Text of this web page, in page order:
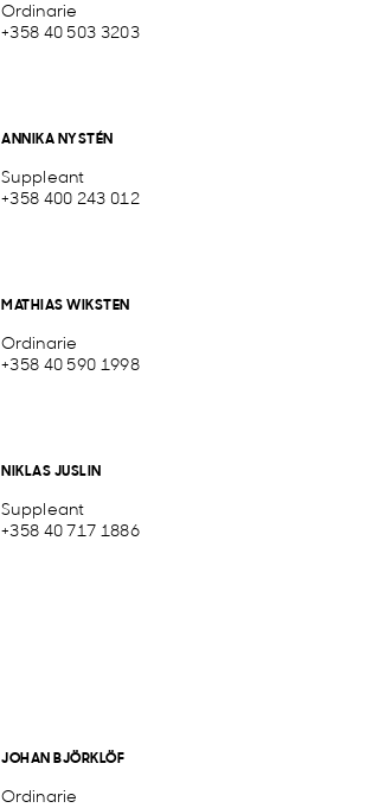
Ordinarie
+358 40 503 3203
ANNIKA NYSTÉN
Suppleant
+358 400 243 012
MATHIAS WIKSTEN
Ordinarie
+358 40 590 1998
NIKLAS JUSLIN
Suppleant
+358 40 717 1886
JOHAN BJÖRKLÖF
Ordinarie